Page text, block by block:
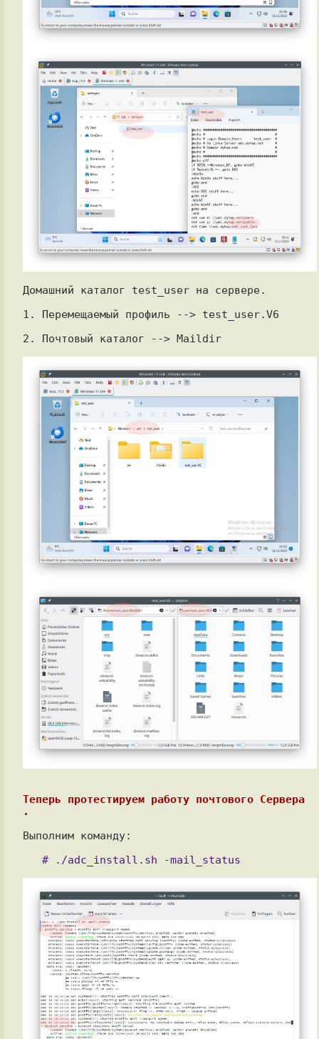
Домашний каталог test_user на сервере.
1. Перемещаемый профиль --> test_user.V6
2. Почтовый каталог --> Maildir
Теперь протестируем работу почтового Сервера
.
Выполним команду: